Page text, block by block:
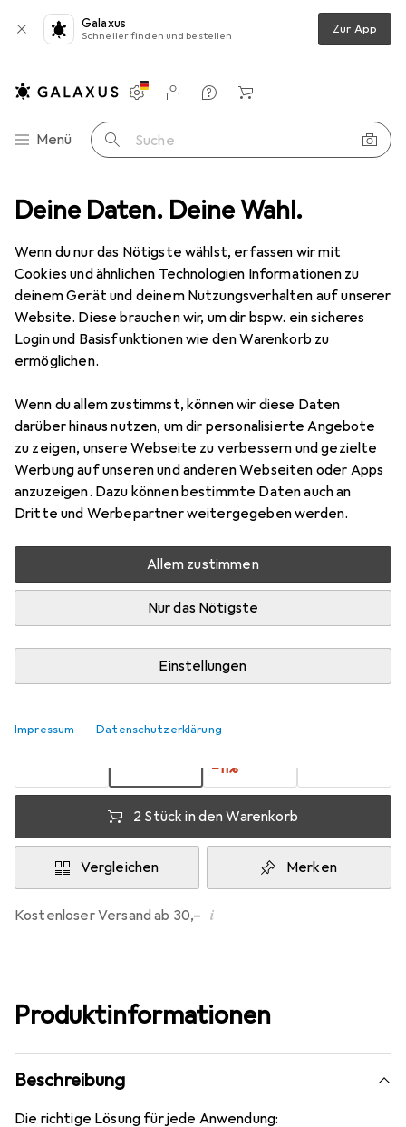
Deine Daten. Deine Wahl.
Wenn du nur das Nötigste wählst, erfassen wir mit
Cookies und ähnlichen Technologien Informationen zu
deinem Gerät und deinem Nutzungsverhalten auf unserer
Website. Diese brauchen wir, um dir bspw. ein sicheres
Login und Basisfunktionen wie den Warenkorb zu
ermöglichen.
Wenn du allem zustimmst, können wir diese Daten
darüber hinaus nutzen, um dir personalisierte Angebote
zu zeigen, unsere Webseite zu verbessern und gezielte
Werbung auf unseren und anderen Webseiten oder Apps
anzuzeigen. Dazu können bestimmte Daten auch an
Dritte und Werbepartner weitergegeben werden.
Allem zustimmen
Nur das Nötigste
Einstellungen
Impressum Datenschutzerklärung
Galaxus
Schneller finden und bestellen Zur App
Navigation nach Kategorien
Menü Suche
Einstellungen
Kundenkonto
Vergleichslisten
Merklisten
Warenkorb
PC + Peripherie Durable Reinigungstücher Dry Clean 50 Tücher
5 Bilder
MENGENRABATT
DurableReinigungstücher Dry Clean
50 Tücher
50x
Preis in EUR inkl. MwSt.
EUR
7,18
Mehr von Durable
Zwischen Di, 11.8. und Do, 13.8. geliefert
Mehr als 10 Stück an Lager beim Lieferanten
Lieferort angeben für genaue Lieferzeit
EUR
7,89
EUR
7,18pro Stück
EUR
6,99
−11%
2 Stück in den Warenkorb
Vergleichen Merken
Kostenloser Versand ab 30,– i
Produktinformationen
Beschreibung
Die richtige Lösung für jede Anwendung: